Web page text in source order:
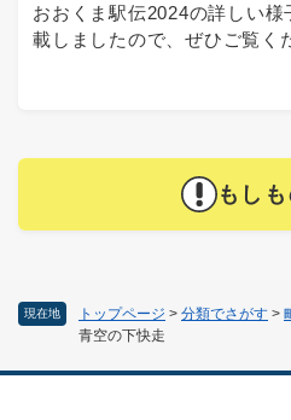
現在地 トップページ > 分類でさがす >
青空の下快走
おおくま駅伝2024の詳しい様
載しましたので、ぜひご覧く
もし